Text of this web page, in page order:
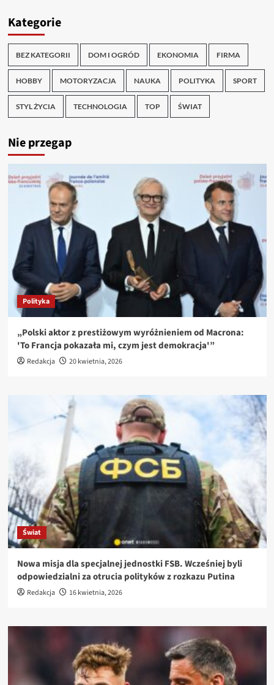
Kategorie
BEZ KATEGORII DOM I OGRÓD EKONOMIA FIRMA
HOBBY MOTORYZACJA NAUKA POLITYKA SPORT
STYL ŻYCIA TECHNOLOGIA TOP ŚWIAT
Nie przegap
Polityka
„Polski aktor z prestiżowym wyróżnieniem od Macrona:
'To Francja pokazała mi, czym jest demokracja'”
Redakcja 20 kwietnia, 2026
Świat
Nowa misja dla specjalnej jednostki FSB. Wcześniej byli
odpowiedzialni za otrucia polityków z rozkazu Putina
Redakcja 16 kwietnia, 2026